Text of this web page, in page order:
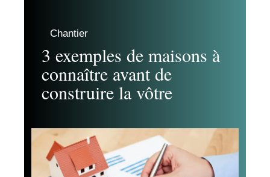
Chantier
3 exemples de maisons à
connaître avant de
construire la vôtre